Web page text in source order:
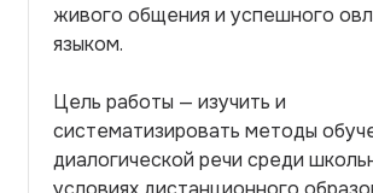
живого общения и успешного
языком.
Цель работы — изучить и
систематизировать методы
диалогической речи среди